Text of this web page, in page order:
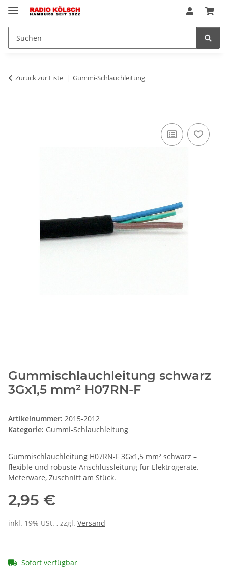
Zurück zur Liste Gummi-Schlauchleitung
Gummischlauchleitung schwarz
3Gx1,5 mm² H07RN-F
Artikelnummer: 2015-2012
Kategorie: Gummi-Schlauchleitung
Gummischlauchleitung H07RN-F 3Gx1,5 mm² schwarz –
flexible und robuste Anschlussleitung für Elektrogeräte.
Meterware, Zuschnitt am Stück.
2,95 €
inkl. 19% USt. , zzgl. Versand
Sofort verfügbar